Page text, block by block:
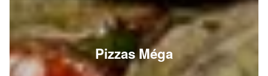
Pizzas Méga